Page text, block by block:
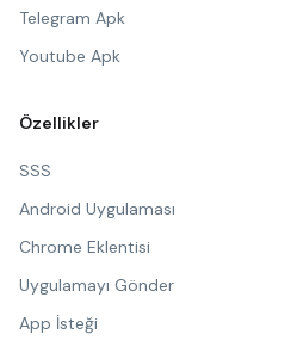
Telegram Apk
Youtube Apk
Özellikler
SSS
Android Uygulaması
Chrome Eklentisi
Uygulamayı Gönder
App İsteği